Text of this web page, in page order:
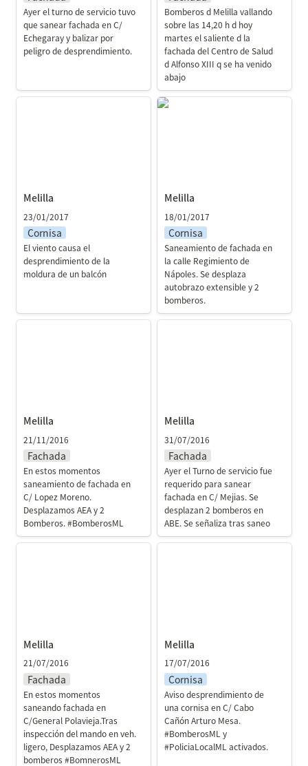
Ayer el turno de servicio tuvo
que sanear fachada en C/
Echegaray y balizar por
peligro de desprendimiento.
Bomberos d Melilla vallando
sobre las 14,20 h d hoy
martes el saliente d la
fachada del Centro de Salud
d Alfonso XIII q se ha venido
abajo
Melilla
23/01/2017
Cornisa
El viento causa el
desprendimiento de la
moldura de un balcón
Melilla
Melilla
18/01/2017
Cornisa
Saneamiento de fachada en
la calle Regimiento de
Nápoles. Se desplaza
autobrazo extensible y 2
bomberos.
Melilla
21/11/2016
Fachada
En estos momentos
saneamiento de fachada en
C/ Lopez Moreno.
Desplazamos AEA y 2
Bomberos. #BomberosML
Melilla
31/07/2016
Fachada
Ayer el Turno de servicio fue
requerido para sanear
fachada en C/ Mejias. Se
desplazan 2 bomberos en
ABE. Se señaliza tras saneo
Melilla
21/07/2016
Fachada
En estos momentos
saneando fachada en
C/General Polavieja.Tras
inspección del mando en veh.
ligero, Desplazamos AEA y 2
bomberos #BomnerosML
Melilla
17/07/2016
Cornisa
Aviso desprendimiento de
una cornisa en C/ Cabo
Cañón Arturo Mesa.
#BomberosML y
#PoliciaLocalML activados.